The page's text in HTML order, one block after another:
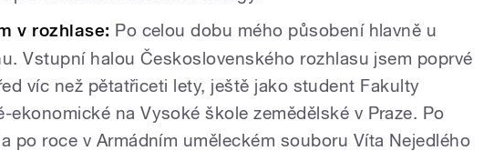
v rozhlase: Po celou dobu mého působení hlavně u
Vstupní halou Československého rozhlasu jsem poprvé
víc než pětatřiceti lety, ještě jako student Fakulty
ekonomické na Vysoké škole zemědělské v Praze. Po
po roce v Armádním uměleckém souboru Víta Nejedlého